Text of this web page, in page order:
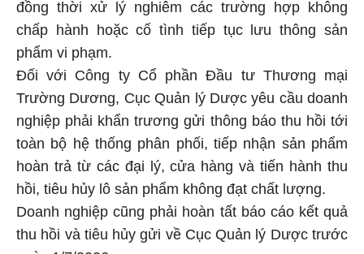
đồng thời xử lý nghiêm các trường hợp không
chấp hành hoặc cố tình tiếp tục lưu thông sản
phẩm vi phạm.
Đối với Công ty Cổ phần Đầu tư Thương mại
Trường Dương, Cục Quản lý Dược yêu cầu doanh
nghiệp phải khẩn trương gửi thông báo thu hồi tới
toàn bộ hệ thống phân phối, tiếp nhận sản phẩm
hoàn trả từ các đại lý, cửa hàng và tiến hành thu
hồi, tiêu hủy lô sản phẩm không đạt chất lượng.
Doanh nghiệp cũng phải hoàn tất báo cáo kết quả
thu hồi và tiêu hủy gửi về Cục Quản lý Dược trước